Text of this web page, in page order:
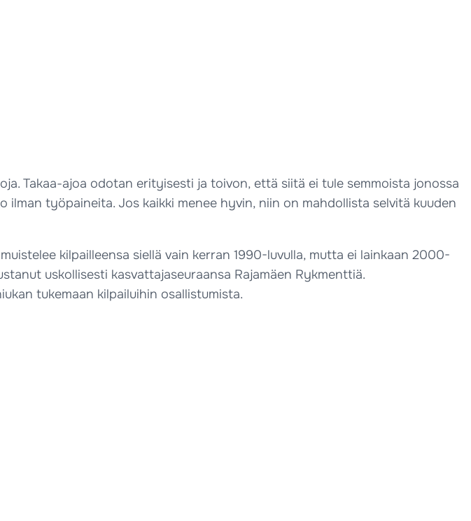
Takaa-ajoa odotan erityisesti ja toivon, että siitä ei tule semmoista jonossa
työpaineita. Jos kaikki menee hyvin, niin on mahdollista selvitä kuuden
kilpailleensa siellä vain kerran 1990-luvulla, mutta ei lainkaan 2000-
uskollisesti kasvattajaseuraansa Rajamäen Rykmenttiä.
tukemaan kilpailuihin osallistumista.